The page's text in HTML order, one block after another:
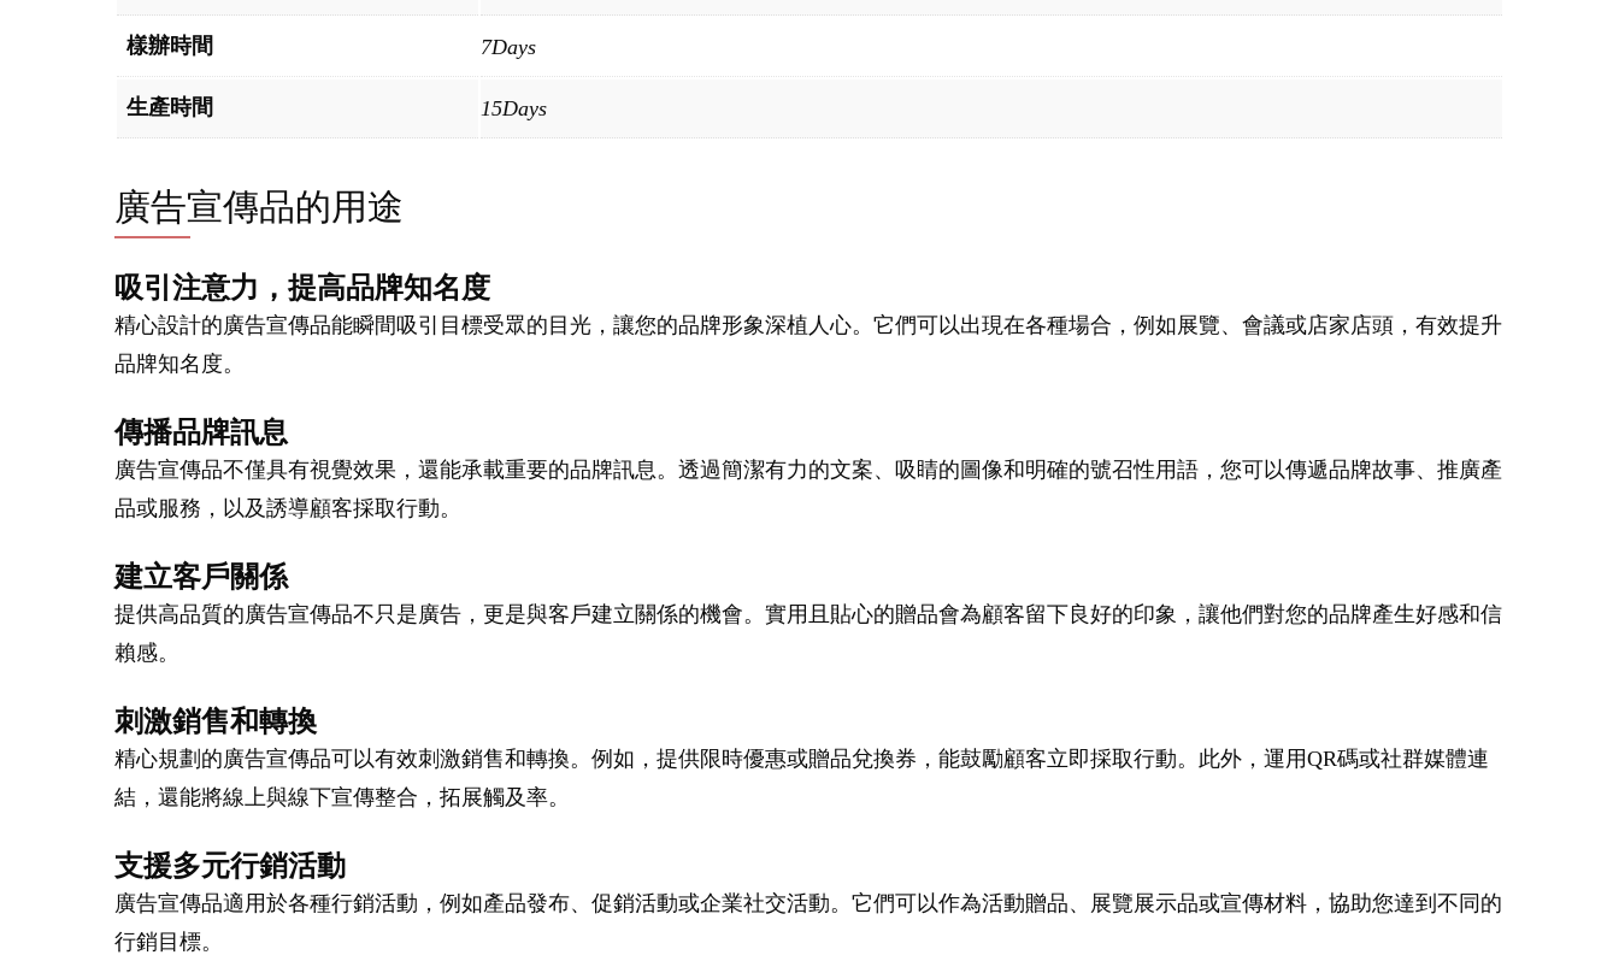
樣辦時間 7Days
生產時間 15Days
廣告宣傳品的用途
吸引注意力，提高品牌知名度
精心設計的廣告宣傳品能瞬間吸引目標受眾的目光，讓您的品牌形象深植人心。它們可以出現在各種場合，例如展覽、會議或店家店頭，有效提升
品牌知名度。
傳播品牌訊息
廣告宣傳品不僅具有視覺效果，還能承載重要的品牌訊息。透過簡潔有力的文案、吸睛的圖像和明確的號召性用語，您可以傳遞品牌故事、推廣產
品或服務，以及誘導顧客採取行動。
建立客戶關係
提供高品質的廣告宣傳品不只是廣告，更是與客戶建立關係的機會。實用且貼心的贈品會為顧客留下良好的印象，讓他們對您的品牌產生好感和信
賴感。
刺激銷售和轉換
精心規劃的廣告宣傳品可以有效刺激銷售和轉換。例如，提供限時優惠或贈品兌換券，能鼓勵顧客立即採取行動。此外，運用QR碼或社群媒體連
結，還能將線上與線下宣傳整合，拓展觸及率。
支援多元行銷活動
廣告宣傳品適用於各種行銷活動，例如產品發布、促銷活動或企業社交活動。它們可以作為活動贈品、展覽展示品或宣傳材料，協助您達到不同的
行銷目標。